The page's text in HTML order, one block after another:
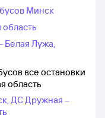
Минск
Белая Лужа,
все остановки
область
ДС Дружная –